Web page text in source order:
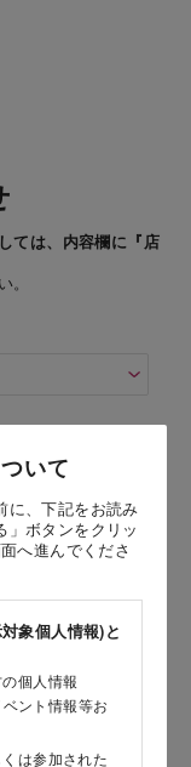
ては、内容欄に『店
いて
に、下記をお読み
」ボタンをクリッ
へ進んでくださ
象個人情報)と
個人情報
ント情報等お
は参加された